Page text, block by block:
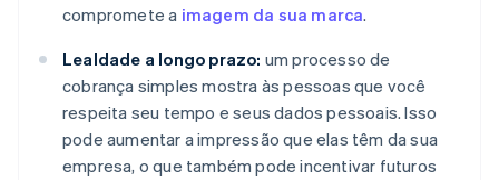
compromete a imagem da sua marca.
Lealdade a longo prazo: um processo de
cobrança simples mostra às pessoas que você
respeita seu tempo e seus dados pessoais. Isso
pode aumentar a impressão que elas têm da sua
empresa, o que também pode incentivar futuros